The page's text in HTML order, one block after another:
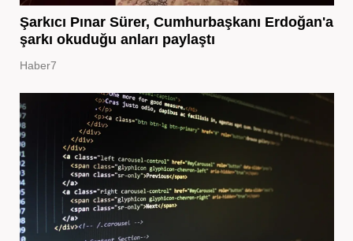
Şarkıcı Pınar Sürer, Cumhurbaşkanı Erdoğan'a
şarkı okuduğu anları paylaştı
Haber7